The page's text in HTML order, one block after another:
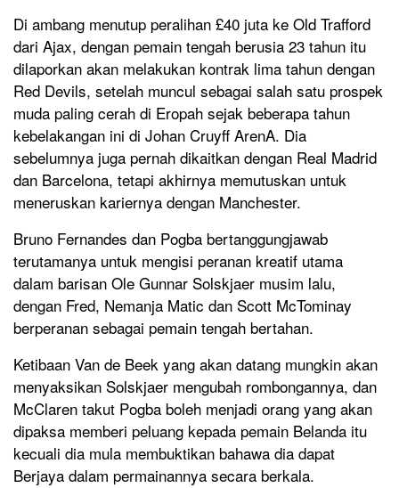
Di ambang menutup peralihan £40 juta ke Old Trafford
dari Ajax, dengan pemain tengah berusia 23 tahun itu
dilaporkan akan melakukan kontrak lima tahun dengan
Red Devils, setelah muncul sebagai salah satu prospek
muda paling cerah di Eropah sejak beberapa tahun
kebelakangan ini di Johan Cruyff ArenA. Dia
sebelumnya juga pernah dikaitkan dengan Real Madrid
dan Barcelona, tetapi akhirnya memutuskan untuk
meneruskan kariernya dengan Manchester.
Bruno Fernandes dan Pogba bertanggungjawab
terutamanya untuk mengisi peranan kreatif utama
dalam barisan Ole Gunnar Solskjaer musim lalu,
dengan Fred, Nemanja Matic dan Scott McTominay
berperanan sebagai pemain tengah bertahan.
Ketibaan Van de Beek yang akan datang mungkin akan
menyaksikan Solskjaer mengubah rombongannya, dan
McClaren takut Pogba boleh menjadi orang yang akan
dipaksa memberi peluang kepada pemain Belanda itu
kecuali dia mula membuktikan bahawa dia dapat
Berjaya dalam permainannya secara berkala.